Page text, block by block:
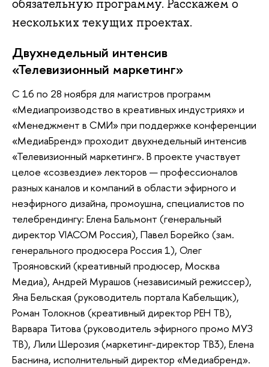
обязательную программу. Расскажем о
нескольких текущих проектах.
Двухнедельный интенсив
«Телевизионный маркетинг»
С 16 по 28 ноября для магистров программ
«Медиапроизводство в креативных индустриях» и
«Менеджмент в СМИ» при поддержке конференции
«МедиаБренд» проходит двухнедельный интенсив
«Телевизионный маркетинг». В проекте участвует
целое «созвездие» лекторов — профессионалов
разных каналов и компаний в области эфирного и
неэфирного дизайна, промоушна, специалистов по
телебрендингу: Елена Бальмонт (генеральный
директор VIACOM Россия), Павел Борейко (зам.
генерального продюсера Россия 1), Олег
Трояновский (креативный продюсер, Москва
Медиа), Андрей Мурашов (независимый режиссер),
Яна Бельская (руководитель портала Кабельщик),
Роман Толокнов (креативный директор РЕН ТВ),
Варвара Титова (руководитель эфирного промо МУЗ
ТВ), Лили Шерозия (маркетинг-директор ТВ3), Елена
Баснина, исполнительный директор «Медиабренд».